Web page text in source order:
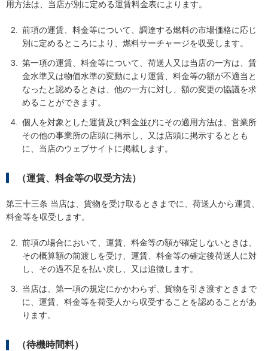
用方法は、当店が別に定める運賃料金表によります。
前項の運賃、料金等について、調達する燃料の市場価格に応じ
別に定めるところにより、燃料サーチャージを収受します。
第一項の運賃、料金等について、荷送人又は当店の一方は、賃
金水準又は物価水準の変動により運賃、料金等の額が不適当と
なったと認めるときは、他の一方に対し、額の変更の協議を求
めることができます。
個人を対象とした運賃及び料金並びにその適用方法は、営業所
その他の事業所の店頭に掲示し、又は店頭に掲示するととも
に、当店のウェブサイトに掲載します。
（運賃、料金等の収受方法）
第三十三条 当店は、貨物を受け取るときまでに、荷送人から運賃、
料金等を収受します。
前項の場合において、運賃、料金等の額が確定しないときは、
その概算額の前渡しを受け、運賃、料金等の確定後荷送人に対
し、その過不足を払い戻し、又は追徴します。
当店は、第一項の規定にかかわらず、貨物を引き渡すときまで
に、運賃、料金等を荷受人から収受することを認めることがあ
ります。
（待機時間料）